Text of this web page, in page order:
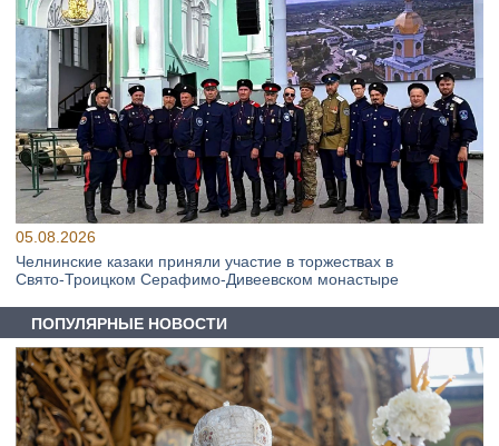
05.08.2026
Челнинские казаки приняли участие в торжествах в
Свято‑Троицком Серафимо‑Дивеевском монастыре
ПОПУЛЯРНЫЕ НОВОСТИ